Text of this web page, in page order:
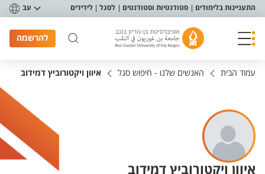
תפריט נגישות
התעניינות בלימודים סטודנטיות וסטודנטים לסגל לידידים עב
להרשמה
עמוד הבית האנשים שלנו - חיפוש סגל איוון ויקטורוביץ דמידוב
איוון ויקטורוביץ דמידוב